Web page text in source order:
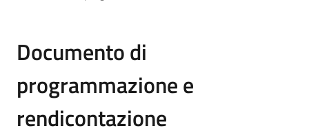
Documento di
programmazione e
rendicontazione